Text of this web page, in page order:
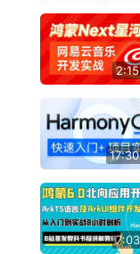
37-显示动画-
38-显示动画-
39-显示动画-
40-属性动画
41-组件内转
42-组件内转
43-页面间共
44-页面间转
45-网络-web